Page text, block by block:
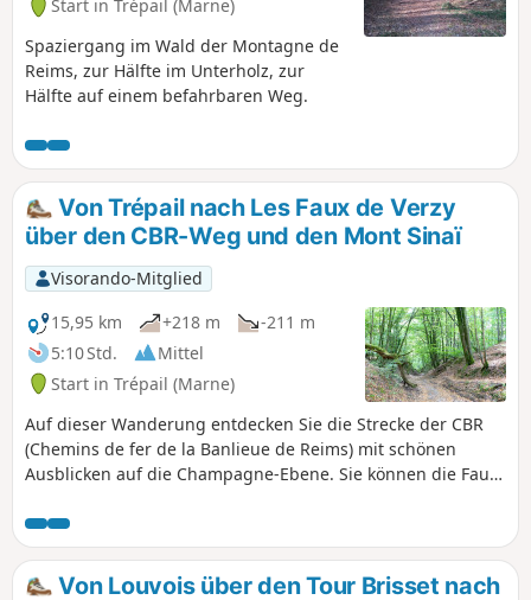
Start in Trépail (Marne)
Spaziergang im Wald der Montagne de
Reims, zur Hälfte im Unterholz, zur
Hälfte auf einem befahrbaren Weg.
Von Trépail nach Les Faux de Verzy
über den CBR-Weg und den Mont Sinaï
Visorando-Mitglied
15,95 km
+218 m
-211 m
5:10 Std.
Mittel
Start in Trépail (Marne)
Auf dieser Wanderung entdecken Sie die Strecke der CBR
(Chemins de fer de la Banlieue de Reims) mit schönen
Ausblicken auf die Champagne-Ebene. Sie können die Faux
Touristenrundweg zu nehmen. Rundwanderung möglich
am Observatoire du Sinaï mit spektakulärem Blick auf das
Tal.
Von Louvois über den Tour Brisset nach